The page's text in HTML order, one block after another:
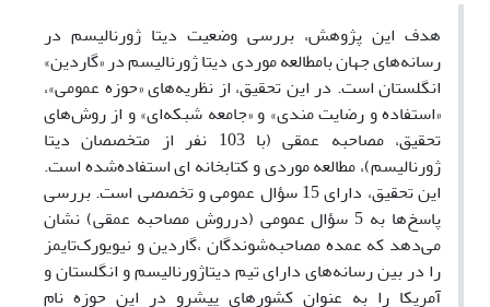
هدف این پژوهش، بررسی وضعیت دیتا ژورنالیسم در
رسانه‌های جهان بامطالعه موردی دیتا ژورنالیسم در «گاردین»
انگلستان است. در این تحقیق، از نظریه‌های «حوزه عمومی»،
«استفاده و رضایت مندی» و «جامعه شبکه‌ای» و از روش‌های
تحقیق، مصاحبه عمقی (با 103 نفر از متخصصان دیتا
ژورنالیسم)، مطالعه موردی و کتابخانه ای استفاده‌شده است.
این تحقیق، دارای 15 سؤال عمومی و تخصصی است. بررسی
پاسخ‌ها به 5 سؤال عمومی (درروش مصاحبه عمقی) نشان
می‌دهد که عمده مصاحبه‌شوندگان ،گاردین و نیویورک‌تایمز
را در بین رسانه‌های دارای تیم دیتاژورنالیسم و انگلستان و
آمریکا را به عنوان کشورهای پیشرو در این حوزه نام